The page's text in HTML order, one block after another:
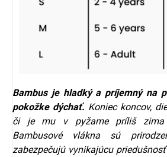
Bambus je hladký a príjemný na
pokožke dýchať. Koniec koncov,
či je mu v pyžame príliš zima
Bambusové vlákna sú
zabezpečujú vynikajúcu